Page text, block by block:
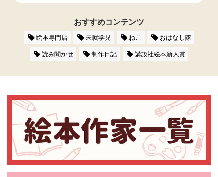
おすすめコンテンツ
絵本専門店 未就学児 ねこ
おはなし隊
読み聞かせ
制作日記 講談社絵本新人賞